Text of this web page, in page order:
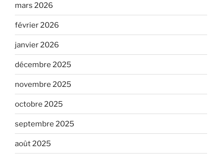
mars 2026
février 2026
janvier 2026
décembre 2025
novembre 2025
octobre 2025
septembre 2025
août 2025